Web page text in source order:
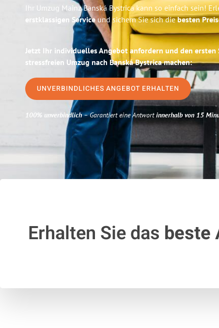
Ihr Umzug Mainz Banská Bystrica kann so einfach sein!
erstklassigen Serviceund sichern Sie sich diebesten
Jetzt Ihr individuelles Angebot anfordern und den ersten
stressfreien Umzug nach Banská Bystrica machen:
UNVERBINDLICHES ANGEBOT ERHALTEN
100% unverbindlich– Garantiert eine Antwortinnerhalb von 15
Erhalten Sie das beste